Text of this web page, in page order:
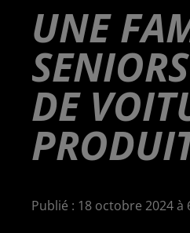
UNE
DE
Publié : 18 octobre 2024 à